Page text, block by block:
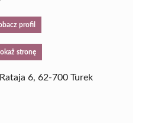
profil
stronę
6, 62-700 Turek